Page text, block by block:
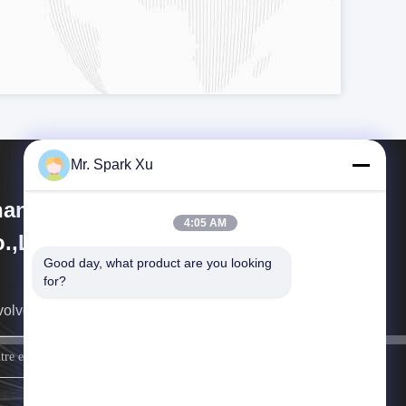
Hengli Technology
cuanto antes.
Mr. Spark Xu
4:05 AM
Good day, what product are you looking
for?